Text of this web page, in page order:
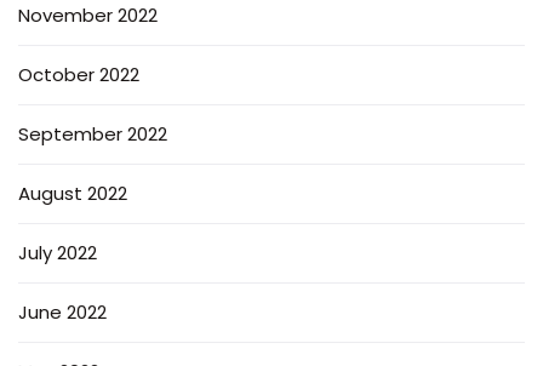
November 2022
October 2022
September 2022
August 2022
July 2022
June 2022